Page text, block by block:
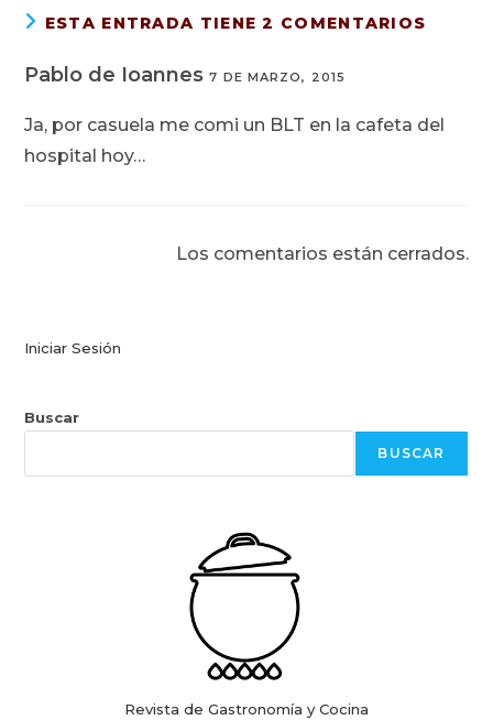
ESTA ENTRADA TIENE 2 COMENTARIOS
Pablo de Ioannes7 DE MARZO, 2015
Ja, por casuela me comi un BLT en la cafeta del
hospital hoy…
Los comentarios están cerrados.
Iniciar Sesión
Buscar
BUSCAR
Revista de Gastronomía y Cocina